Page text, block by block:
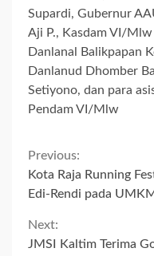
Supardi, Gubernur
Aji P., Kasdam VI/
Danlanal Balikpapan
Danlanud Dhomber
Setiyono, dan para
Pendam VI/Mlw
Continue
Reading
Previous:
Kota Raja Running
Edi-Rendi pada
Next:
JMSI Kaltim Terima